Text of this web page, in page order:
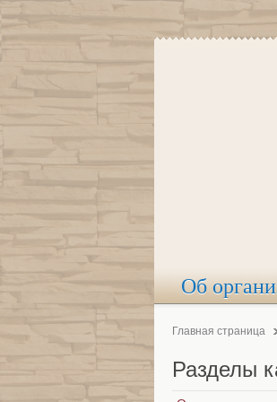
Об
Главная страница
Разделы